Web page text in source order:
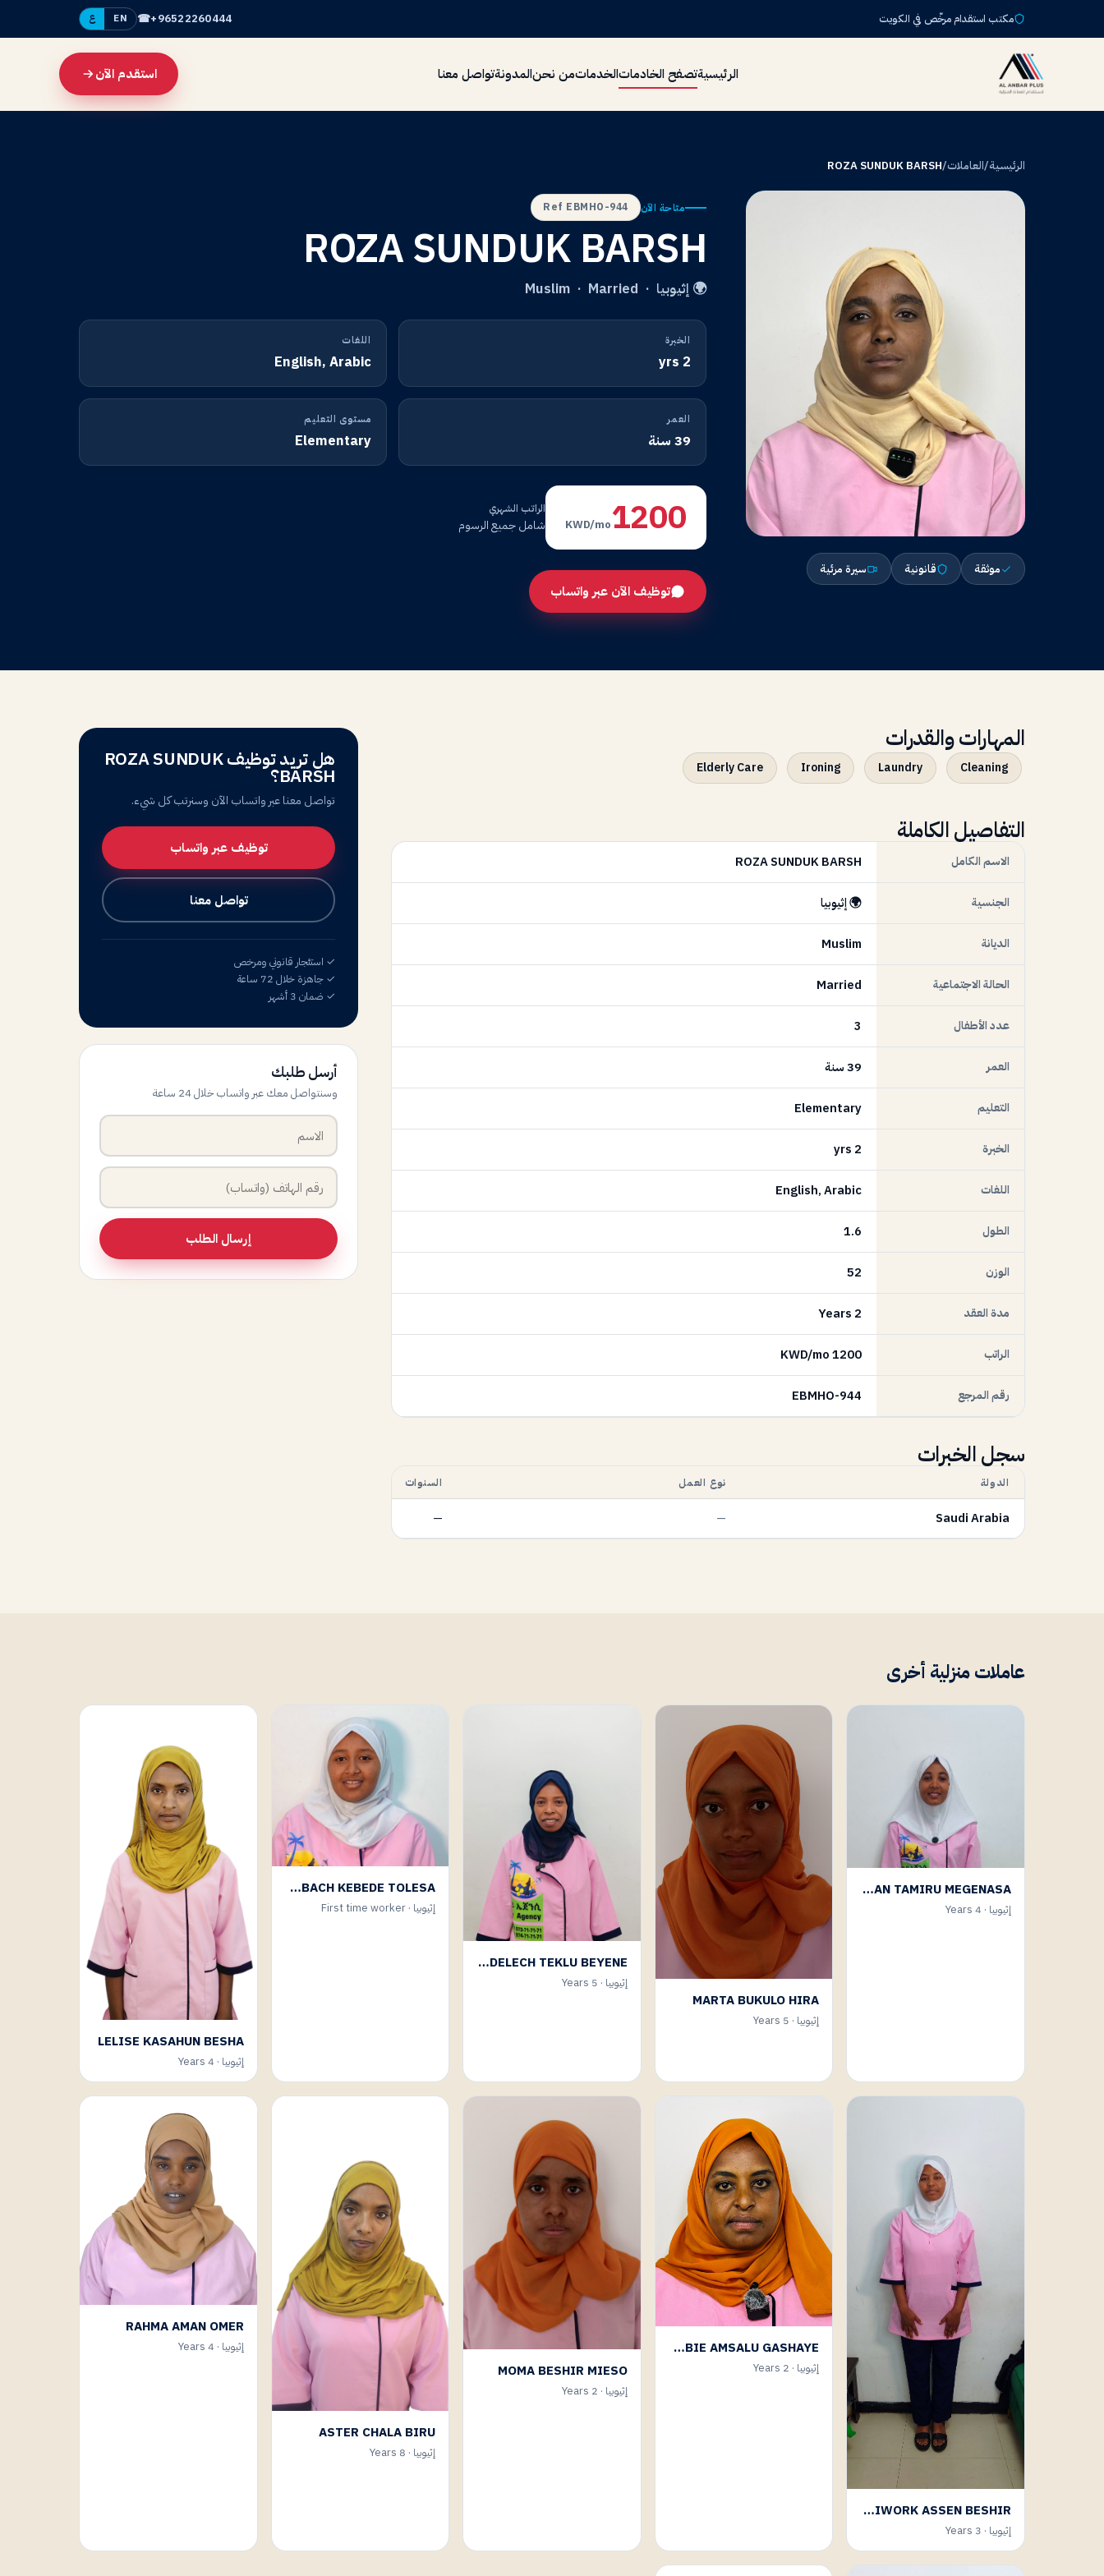
مكتب استقدام مرخّص في الكويت ☎+96522260444
EN ع
الرئيسيةتصفح الخادماتالخدماتمن نحنالمدونةتواصل معنا استقدم الآن
الرئيسية/العاملات/
ROZA SUNDUK BARSH
RS
موثقة قانونية سيرة مرئية
متاحة الآن Ref EBMHO-944
ROZA SUNDUK BARSH
🌍 إثيوبيا · Muslim · Married
الخبرة
2 yrs
اللغات
English, Arabic
العمر
39 سنة
مستوى التعليم
Elementary
1200
KWD/mo
الراتب الشهري
شامل جميع الرسوم
توظيف الآن عبر واتساب
المهارات والقدرات
Cleaning
Laundry
Ironing
Elderly Care
التفاصيل الكاملة
الاسم الكامل ROZA SUNDUK BARSH
الجنسية 🌍 إثيوبيا
الديانة Muslim
الحالة الاجتماعية Married
عدد الأطفال 3
العمر 39 سنة
التعليم Elementary
الخبرة 2 yrs
اللغات English, Arabic
الطول 1.6
الوزن 52
مدة العقد 2 Years
الراتب 1200 KWD/mo
رقم المرجع EBMHO-944
سجل الخبرات
الدولة نوع العمل السنوات
Saudi Arabia
—
—
هل تريد توظيف ROZA SUNDUK
BARSH؟
تواصل معنا عبر واتساب الآن وسنرتب كل شيء.
توظيف عبر واتساب
تواصل معنا
✓ استئجار قانوني ومرخص
✓ جاهزة خلال 72 ساعة
✓ ضمان 3 أشهر
أرسل طلبك
وسنتواصل معك عبر واتساب خلال 24 ساعة
إرسال الطلب
عاملات منزلية أخرى
BURTUKAN TAMIRU MEGENASA
إثيوبيا · 4 Years
MARTA BUKULO HIRA
إثيوبيا · 5 Years
TADELECH TEKLU BEYENE
إثيوبيا · 5 Years
ABEBACH KEBEDE TOLESA
إثيوبيا · First time worker
LELISE KASAHUN BESHA
إثيوبيا · 4 Years
YESHIWORK ASSEN BESHIR
إثيوبيا · 3 Years
WUBIE AMSALU GASHAYE
إثيوبيا · 2 Years MOMA BESHIR MIESO
إثيوبيا · 2 Years
ASTER CHALA BIRU
إثيوبيا · 8 Years
RAHMA AMAN OMER
إثيوبيا · 4 Years